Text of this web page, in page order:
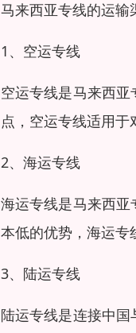
马来西亚专线的运输
1、空运专线
空运专线是马来西
点，空运专线适用于
2、海运专线
海运专线是马来西
本低的优势，海运专
3、陆运专线
陆运专线是连接中